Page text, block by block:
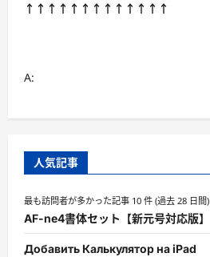
↑↑↑↑↑↑↑↑↑↑↑↑↑
A:
人気記事
最も訪問者が多かった記事 10 件 (過去 28 日間)
AF-ne4書体セット【新元号対応版】
Добавить Калькулятор на iPad